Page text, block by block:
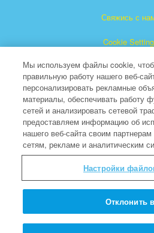
Свяжись с
Cookie
"Суперкнига" является
маркой The Christian
Все права
Мы используем файлы cookie,
правильную работу нашего веб-
персонализировать рекламные
материалы, обеспечивать работу
сетей и анализировать сетевой
предоставляем информацию об
нашего веб-сайта своим
сетям, рекламе и аналитическим
Настройки
Отклонить